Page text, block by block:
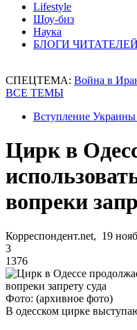
Lifestyle
Шоу-биз
Наука
БЛОГИ ЧИТАТЕЛЕЙ
СПЕЦТЕМА: Война в
ВСЕ ТЕМЫ
Вступление
Цирк в
вопреки
Корреспондент.net, 19
3
1376
Фото: (архивное фото)
В одесском цирке